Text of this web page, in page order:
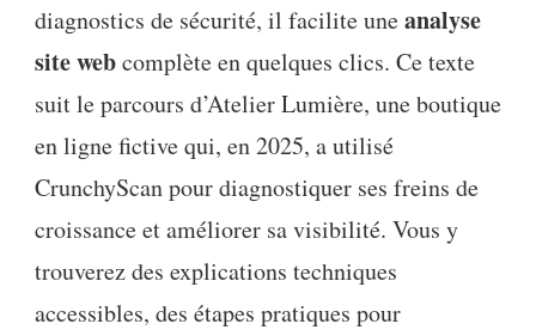
diagnostics de sécurité, il facilite uneanalyse
site webcomplète en quelques clics. Ce texte
suit le parcours d’Atelier Lumière, une boutique
en ligne fictive qui, en 2025, a utilisé
CrunchyScan pour diagnostiquer ses freins de
croissance et améliorer sa visibilité. Vous y
trouverez des explications techniques
accessibles, des étapes pratiques pour